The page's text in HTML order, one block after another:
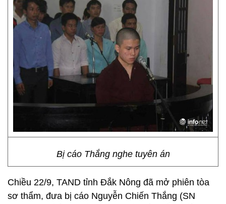
Bị cáo Thắng nghe tuyên án
Chiều 22/9, TAND tỉnh Đắk Nông đã mở phiên tòa
sơ thẩm, đưa bị cáo Nguyễn Chiến Thắng (SN